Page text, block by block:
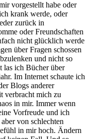
vorgestellt habe oder
krank werde, oder
zurück in
oder Freundschaften
nicht glücklich werde
über Fragen schossen
und nicht so
las ich Bücher über
Im Internet schaute ich
Blogs anderer
verbracht mich zu
in mir. Immer wenn
Vorfreude und ich
von schlechten
in mir hoch. Ändern